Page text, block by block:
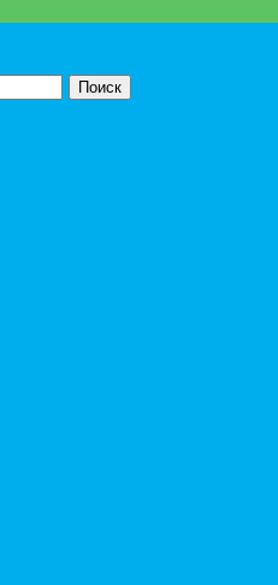
Поиск